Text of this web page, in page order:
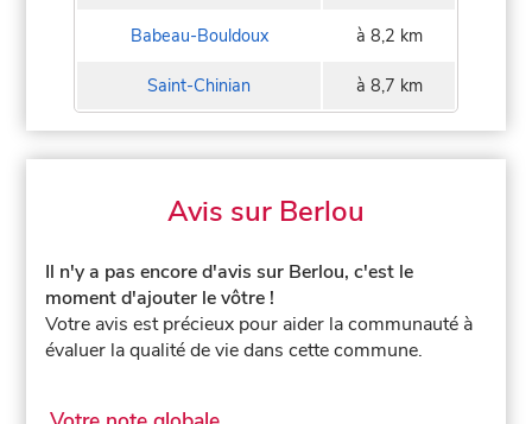
Babeau-Bouldoux à 8,2 km
Saint-Chinian à 8,7 km
Avis sur Berlou
Il n'y a pas encore d'avis sur Berlou, c'est le
moment d'ajouter le vôtre !
Votre avis est précieux pour aider la communauté à
évaluer la qualité de vie dans cette commune.